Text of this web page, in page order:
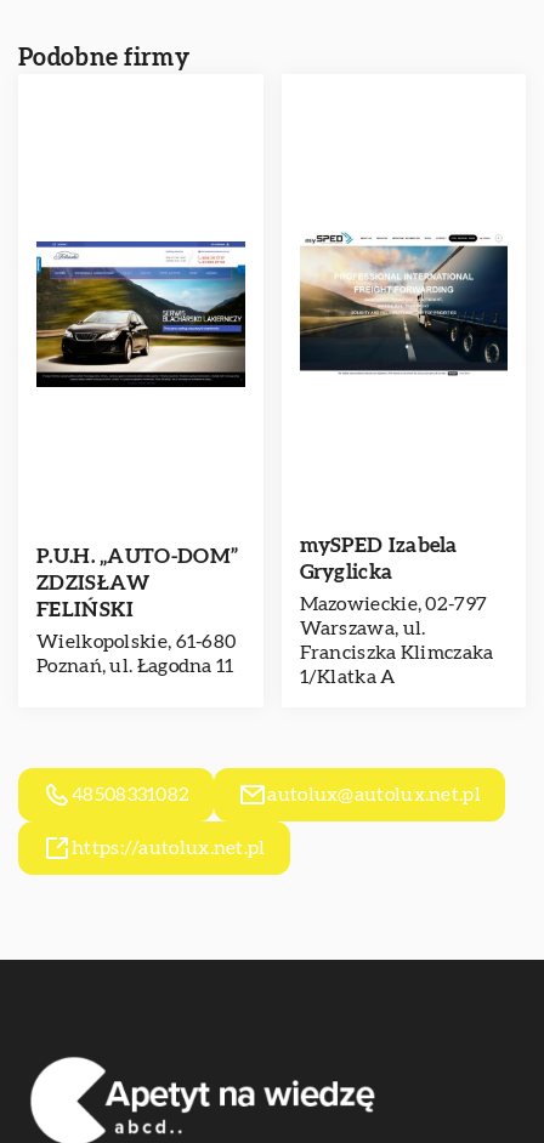
Podobne firmy
P.U.H. „AUTO-DOM”
ZDZISŁAW
FELIŃSKI
Wielkopolskie, 61-680
Poznań, ul. Łagodna 11
mySPED Izabela
Gryglicka
Mazowieckie, 02-797
Warszawa, ul.
Franciszka Klimczaka
1/Klatka A
48508331082 autolux@autolux.net.pl
https://autolux.net.pl